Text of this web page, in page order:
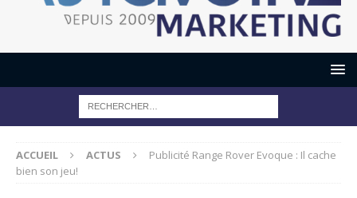
ACCUEIL ACTUS
Publicité Range Rover Evoque : Il cache
bien son jeu!